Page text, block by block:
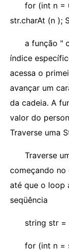
for (int n =
str.charAt (n );
a função "
índice
acessa o
avançar um
da cadeia. A
valor do
Traverse uma
Traverse
começando no
até que o loop
seqüência
string str =
for (int n =